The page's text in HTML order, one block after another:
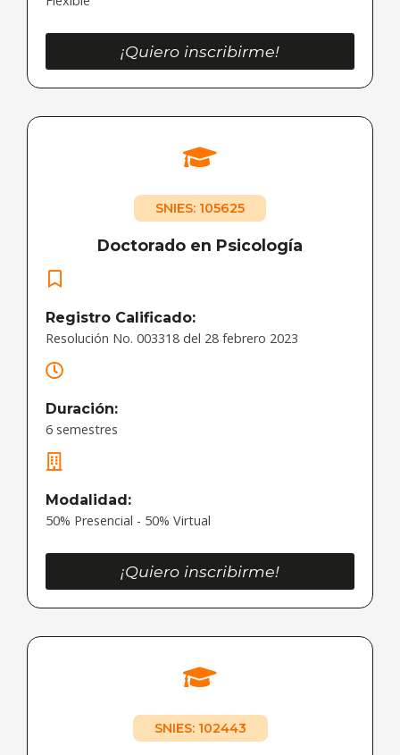
¡Quiero inscribirme!
SNIES: 105625
Doctorado en Psicología
Registro Calificado:
Resolución No. 003318 del 28 febrero 2023
Duración:
6 semestres
Modalidad:
50% Presencial - 50% Virtual
¡Quiero inscribirme!
SNIES: 102443